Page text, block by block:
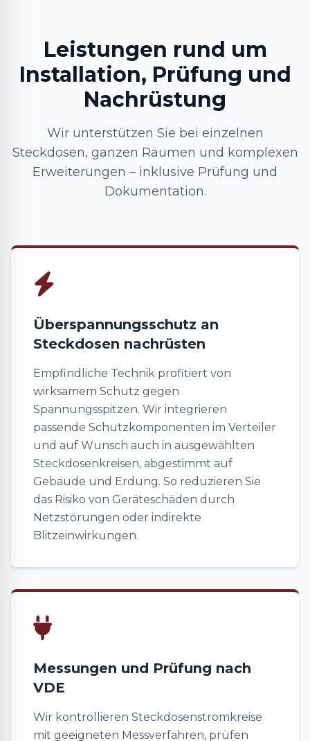
Leistungen rund um
Installation, Prüfung und
Nachrüstung
Wir unterstützen Sie bei einzelnen
Steckdosen, ganzen Räumen und komplexen
Erweiterungen – inklusive Prüfung und
Dokumentation.
Überspannungsschutz an
Steckdosen nachrüsten
Empfindliche Technik profitiert von
wirksamem Schutz gegen
Spannungsspitzen. Wir integrieren
passende Schutzkomponenten im Verteiler
und auf Wunsch auch in ausgewählten
Steckdosenkreisen, abgestimmt auf
Gebäude und Erdung. So reduzieren Sie
das Risiko von Geräteschäden durch
Netzstörungen oder indirekte
Blitzeinwirkungen.
Messungen und Prüfung nach
VDE
Wir kontrollieren Steckdosenstromkreise
mit geeigneten Messverfahren, prüfen